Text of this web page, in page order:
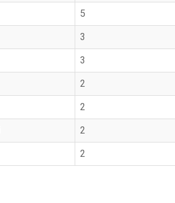
5
3
3
2
2
2
2